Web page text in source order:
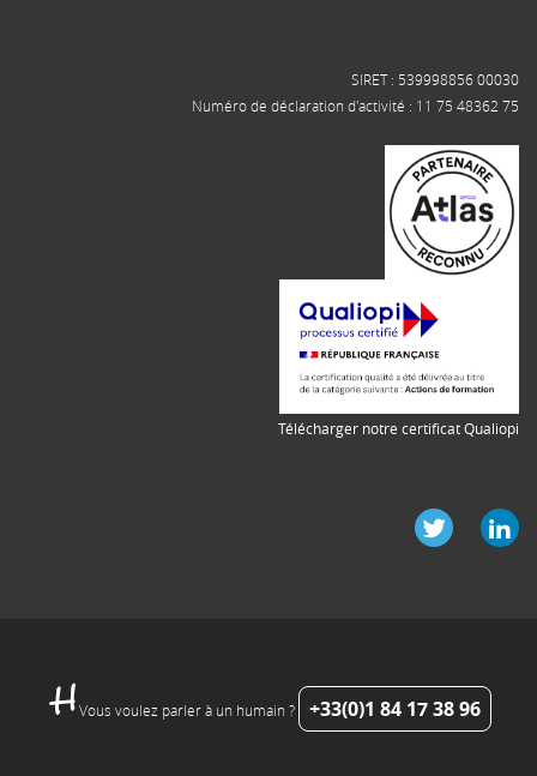
SIRET : 539998856 00030
Numéro de déclaration d'activité : 11 75 48362 75
Télécharger notre certificat Qualiopi
Vous voulez parler à un humain ? +33(0)1 84 17 38 96